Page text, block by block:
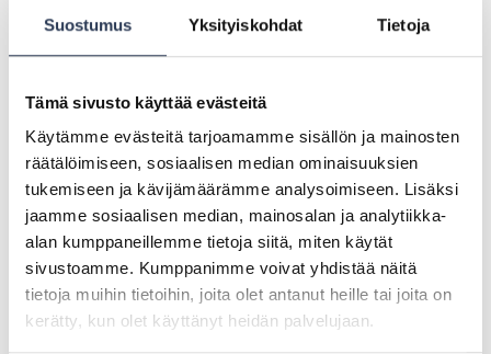
Suostumus Yksityiskohdat Tietoja
Tämä sivusto käyttää evästeitä
Käytämme evästeitä tarjoamamme sisällön ja mainosten
räätälöimiseen, sosiaalisen median ominaisuuksien
tukemiseen ja kävijämäärämme analysoimiseen. Lisäksi
jaamme sosiaalisen median, mainosalan ja analytiikka-
alan kumppaneillemme tietoja siitä, miten käytät
sivustoamme. Kumppanimme voivat yhdistää näitä
tietoja muihin tietoihin, joita olet antanut heille tai joita on
kerätty, kun olet käyttänyt heidän palvelujaan.
– Rejlers tuo hankkeeseen ydintekniikan kokemusta ja
teknistä asiantuntemusta, aina laitostoimittajien arvioinnista
mittavien investointiprojektien projektinhallintaan. Yhteistyö
edistämässä puhtaan energian ratkaisuja, sanoo Rejlersin
teollisuuden energia ja käyttöhyödyke -liiketoiminnasta
vastaava johtaja
Jussi Likitalo
OTA YHTEYTTÄ
Kysyttävää